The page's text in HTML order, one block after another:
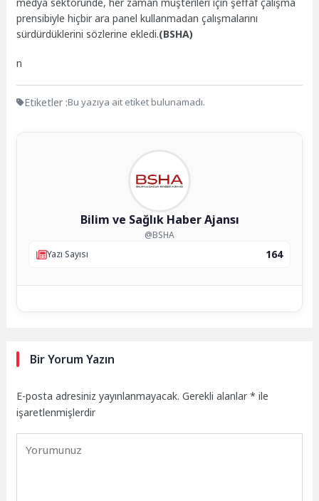
prensibiyle hiçbir ara panel kullanmadan çalışmalarını
sürdürdüklerini sözlerine ekledi.(BSHA)
n
Etiketler :Bu yazıya ait etiket bulunamadı.
Bilim ve Sağlık Haber Ajansı
@BSHA
Yazı Sayısı
164
Bir Yorum Yazın
E-posta adresiniz yayınlanmayacak. Gerekli alanlar* ile
işaretlenmişlerdir